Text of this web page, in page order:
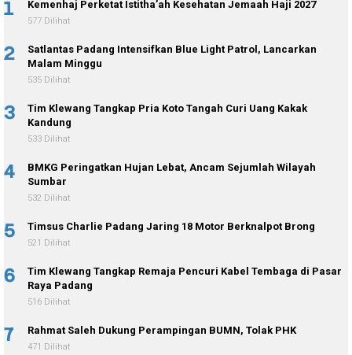
1 Kemenhaj Perketat Istitha’ah Kesehatan Jemaah Haji 2027
577 Dilihat
2
Satlantas Padang Intensifkan Blue Light Patrol, Lancarkan
Malam Minggu
535 Dilihat
3
Tim Klewang Tangkap Pria Koto Tangah Curi Uang Kakak
Kandung
533 Dilihat
4
BMKG Peringatkan Hujan Lebat, Ancam Sejumlah Wilayah
Sumbar
532 Dilihat
5 Timsus Charlie Padang Jaring 18 Motor Berknalpot Brong
521 Dilihat
6
Tim Klewang Tangkap Remaja Pencuri Kabel Tembaga di Pasar
Raya Padang
516 Dilihat
7 Rahmat Saleh Dukung Perampingan BUMN, Tolak PHK
471 Dilihat